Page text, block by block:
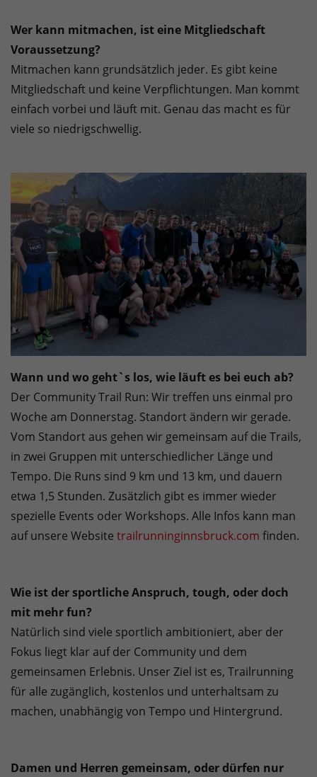
Wer kann mitmachen, ist eine Mitgliedschaft
Voraussetzung?
Mitmachen kann grundsätzlich jeder. Es gibt keine
Mitgliedschaft und keine Verpflichtungen. Man kommt
einfach vorbei und läuft mit. Genau das macht es für
viele so niedrigschwellig.
Wann und wo geht`s los, wie läuft es bei euch ab?
Der Community Trail Run: Wir treffen uns einmal pro
Woche am Donnerstag. Standort ändern wir gerade.
Vom Standort aus gehen wir gemeinsam auf die Trails,
in zwei Gruppen mit unterschiedlicher Länge und
Tempo. Die Runs sind 9 km und 13 km, und dauern
etwa 1,5 Stunden. Zusätzlich gibt es immer wieder
spezielle Events oder Workshops. Alle Infos kann man
auf unsere Website trailrunninginnsbruck.com finden.
Wie ist der sportliche Anspruch, tough, oder doch
mit mehr fun?
Natürlich sind viele sportlich ambitioniert, aber der
Fokus liegt klar auf der Community und dem
gemeinsamen Erlebnis. Unser Ziel ist es, Trailrunning
für alle zugänglich, kostenlos und unterhaltsam zu
machen, unabhängig von Tempo und Hintergrund.
Damen und Herren gemeinsam, oder dürfen nur